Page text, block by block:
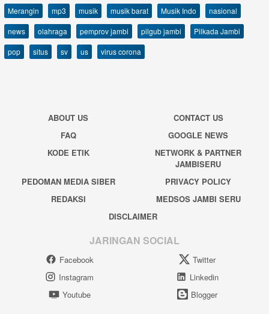
Merangin
mp3 musik musik barat Musik Indo
nasional
news
olahraga pemprov jambi pilgub jambi
Pilkada Jambi
pop
situs sv us virus corona
ABOUT US
CONTACT US
FAQ
GOOGLE NEWS
KODE ETIK
NETWORK & PARTNER
JAMBISERU
PEDOMAN MEDIA SIBER
PRIVACY POLICY
REDAKSI
MEDSOS JAMBI SERU
DISCLAIMER
JARINGAN SOCIAL
Facebook
Twitter
Instagram
Linkedin
Youtube
Blogger